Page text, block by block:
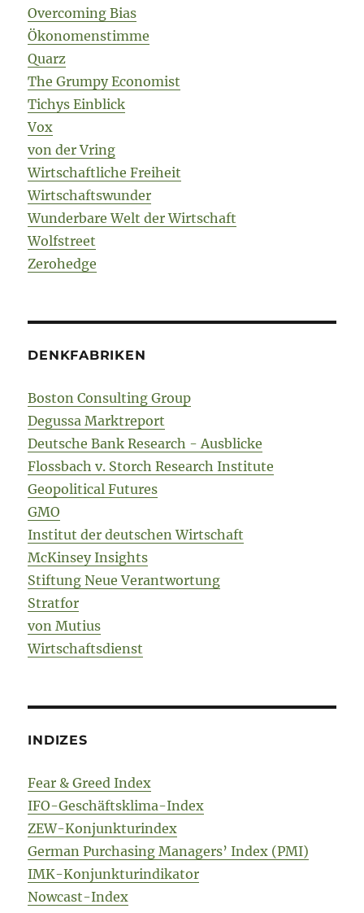
Overcoming Bias
Ökonomenstimme
Quarz
The Grumpy Economist
Tichys Einblick
Vox
von der Vring
Wirtschaftliche Freiheit
Wirtschaftswunder
Wunderbare Welt der Wirtschaft
Wolfstreet
Zerohedge
DENKFABRIKEN
Boston Consulting Group
Degussa Marktreport
Deutsche Bank Research - Ausblicke
Flossbach v. Storch Research Institute
Geopolitical Futures
GMO
Institut der deutschen Wirtschaft
McKinsey Insights
Stiftung Neue Verantwortung
Stratfor
von Mutius
Wirtschaftsdienst
INDIZES
Fear & Greed Index
IFO-Geschäftsklima-Index
ZEW-Konjunkturindex
German Purchasing Managers’ Index (PMI)
IMK-Konjunkturindikator
Nowcast-Index